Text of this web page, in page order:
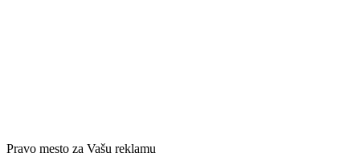
Pravo mesto za Vašu reklamu